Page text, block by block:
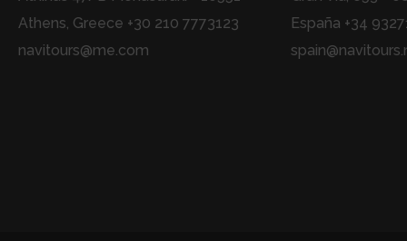
Athens, Greece +30 210 7773123
navitours@me.com
España +34